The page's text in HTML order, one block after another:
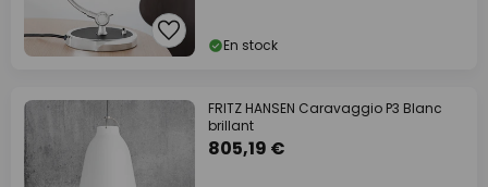
En stock
FRITZ HANSEN Caravaggio P3 Blanc
brillant
805,19 €